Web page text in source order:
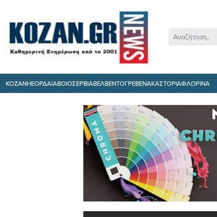
ΚΟΖΑΝΗΕΟΡΔΑΙΑΒΟΙΟΣΕΡΒΙΑΒΕΛΒΕΝΤΟΓΡΕΒΕΝΑΚΑΣΤΟΡΙΑΦΛΩΡΙΝΑ